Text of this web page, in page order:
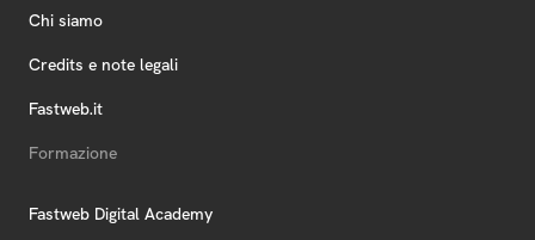
Chi siamo
Credits e note legali
Fastweb.it
Formazione
Fastweb Digital Academy